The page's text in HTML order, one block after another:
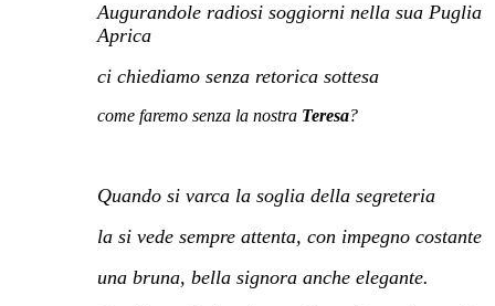
Augurandole radiosi soggiorni nella sua Puglia
Aprica
ci chiediamo senza retorica sottesa
come faremo senza la nostra Teresa?
Quando si varca la soglia della segreteria
la si vede sempre attenta, con impegno costante
una bruna, bella signora anche elegante.